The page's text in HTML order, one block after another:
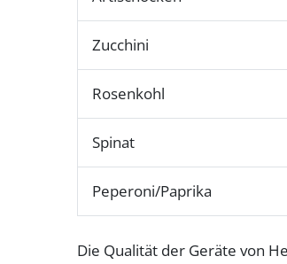
Zucchini
Rosenkohl
Spinat
Peperoni/Paprika
Die Qualität der Geräte von